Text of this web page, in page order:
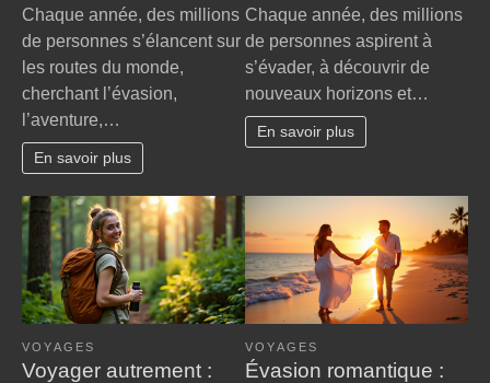
Pourquoi
voyage
transforme-
t-
il
nos
perspectives
Chaque année, des millions
de personnes s’élancent sur
les routes du monde,
cherchant l’évasion,
l’aventure,…
En savoir plus
Évasion
7
astuces
pour
des
voyages
Chaque année, des millions
de personnes aspirent à
s’évader, à découvrir de
nouveaux horizons et…
En savoir plus
VOYAGES
Voyager autrement :
VOYAGES
Évasion romantique :